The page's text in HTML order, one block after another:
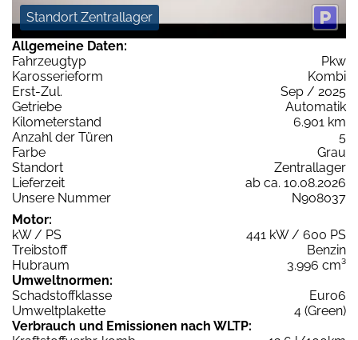
Standort Zentrallager
Allgemeine Daten:
Fahrzeugtyp
Pkw
Karosserieform
Kombi
Erst-Zul.
Sep / 2025
Getriebe
Automatik
Kilometerstand
6.901 km
Anzahl der Türen
5
Farbe
Grau
Standort
Zentrallager
Lieferzeit
ab ca. 10.08.2026
Unsere Nummer
N908037
Motor:
kW / PS
441 kW / 600 PS
Treibstoff
Benzin
Hubraum
3.996 cm³
Umweltnormen:
Schadstoffklasse
Euro6
Umweltplakette
4 (Green)
Verbrauch und Emissionen nach WLTP: